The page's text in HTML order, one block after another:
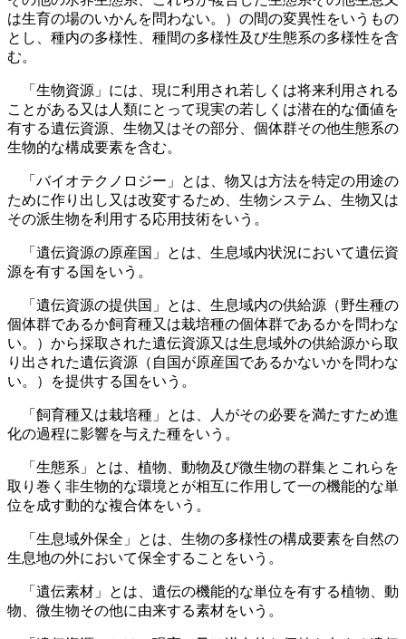
は生育の場のいかんを問わない。）の間の変異性をいうもの
とし、種内の多様性、種間の多様性及び生態系の多様性を含
む。
「生物資源」には、現に利用され若しくは将来利用される
ことがある又は人類にとって現実の若しくは潜在的な価値を
有する遺伝資源、生物又はその部分、個体群その他生態系の
生物的な構成要素を含む。
「バイオテクノロジー」とは、物又は方法を特定の用途の
ために作り出し又は改変するため、生物システム、生物又は
その派生物を利用する応用技術をいう。
「遺伝資源の原産国」とは、生息域内状況において遺伝資
源を有する国をいう。
「遺伝資源の提供国」とは、生息域内の供給源（野生種の
個体群であるか飼育種又は栽培種の個体群であるかを問わな
い。）から採取された遺伝資源又は生息域外の供給源から取
り出された遺伝資源（自国が原産国であるかないかを問わな
い。）を提供する国をいう。
「飼育種又は栽培種」とは、人がその必要を満たすため進
化の過程に影響を与えた種をいう。
「生態系」とは、植物、動物及び微生物の群集とこれらを
取り巻く非生物的な環境とが相互に作用して一の機能的な単
位を成す動的な複合体をいう。
「生息域外保全」とは、生物の多様性の構成要素を自然の
生息地の外において保全することをいう。
「遺伝素材」とは、遺伝の機能的な単位を有する植物、動
物、微生物その他に由来する素材をいう。